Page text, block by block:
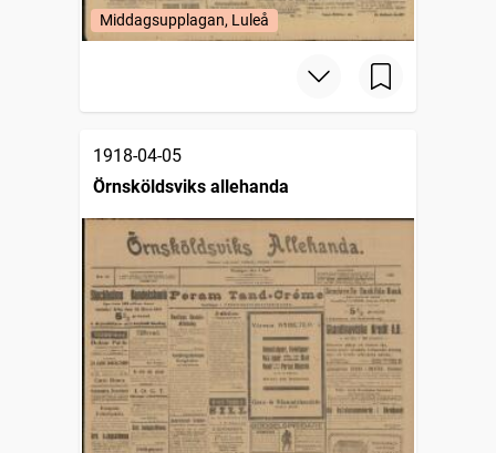
Middagsupplagan, Luleå
1918-04-05
Örnsköldsviks allehanda